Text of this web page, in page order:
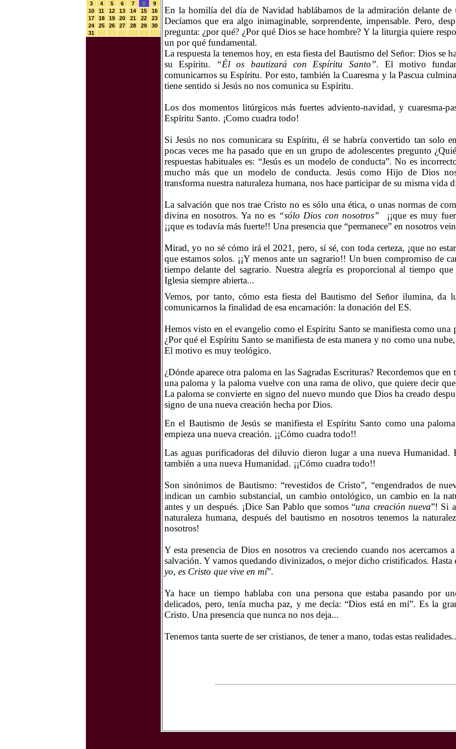
3
4 5 6 7 8
9
10
11 12 13 14 15
16
17
18 19 20 21 22
23
24
25 26 27 28 29
30
31
En la homilía del día de Navidad hablábamos de la admiración delante
Decíamos que era algo inimaginable, sorprendente, impensable. Pero,
pregunta: ¿por qué? ¿Por qué Dios se hace hombre? Y la liturgia quiere
un por qué fundamental.
La respuesta la tenemos hoy, en esta fiesta del Bautismo del Señor: Dios se
su Espíritu. “Él os bautizará con Espíritu Santo”. El motivo
comunicarnos su Espíritu. Por esto, también la Cuaresma y la Pascua
tiene sentido si Jesús no nos comunica su Espíritu.
Los dos momentos litúrgicos más fuertes adviento-navidad, y cuaresma-
Espíritu Santo. ¡Como cuadra todo!
Si Jesús no nos comunicara su Espíritu, él se habría convertido tan solo
pocas veces me ha pasado que en un grupo de adolescentes pregunto
respuestas habituales es: “Jesús es un modelo de conducta”. No es
mucho más que un modelo de conducta. Jesús como Hijo de Dios
transforma nuestra naturaleza humana, nos hace participar de su misma vida
La salvación que nos trae Cristo no es sólo una ética, o unas normas de
divina en nosotros. Ya no es “sólo Dios con nosotros” ¡¡que es muy
¡¡que es todavía más fuerte!! Una presencia que “permanece” en nosotros
Mirad, yo no sé cómo irá el 2021, pero, sí sé, con toda certeza, ¡que no
que estamos solos. ¡¡Y menos ante un sagrario!! Un buen compromiso de
tiempo delante del sagrario. Nuestra alegría es proporcional al tiempo que
Iglesia siempre abierta...
Vemos, por tanto, cómo esta fiesta del Bautismo del Señor ilumina, da
comunicarnos la finalidad de esa encarnación: la donación del ES.
Hemos visto en el evangelio como el Espíritu Santo se manifiesta como una
¿Por qué el Espíritu Santo se manifiesta de esta manera y no como una
El motivo es muy teológico.
¿Dónde aparece otra paloma en las Sagradas Escrituras? Recordemos que
una paloma y la paloma vuelve con una rama de olivo, que quiere decir que
La paloma se convierte en signo del nuevo mundo que Dios ha creado
signo de una nueva creación hecha por Dios.
En el Bautismo de Jesús se manifiesta el Espíritu Santo como una
empieza una nueva creación. ¡¡Cómo cuadra todo!!
Las aguas purificadoras del diluvio dieron lugar a una nueva Humanidad.
también a una nueva Humanidad. ¡¡Cómo cuadra todo!!
Son sinónimos de Bautismo: “revestidos de Cristo”, “engendrados de
indican un cambio substancial, un cambio ontológico, un cambio en la
antes y un después. ¡Dice San Pablo que somos “una creación nueva”! Si
naturaleza humana, después del bautismo en nosotros tenemos la
nosotros!
Y esta presencia de Dios en nosotros va creciendo cuando nos acercamos
salvación. Y vamos quedando divinizados, o mejor dicho cristificados. Hasta
yo, es Cristo que vive en mí”.
Ya hace un tiempo hablaba con una persona que estaba pasando por
delicados, pero, tenía mucha paz, y me decía: “Dios está en mí”. Es la
Cristo. Una presencia que nunca no nos deja...
Tenemos tanta suerte de ser cristianos, de tener a mano, todas estas